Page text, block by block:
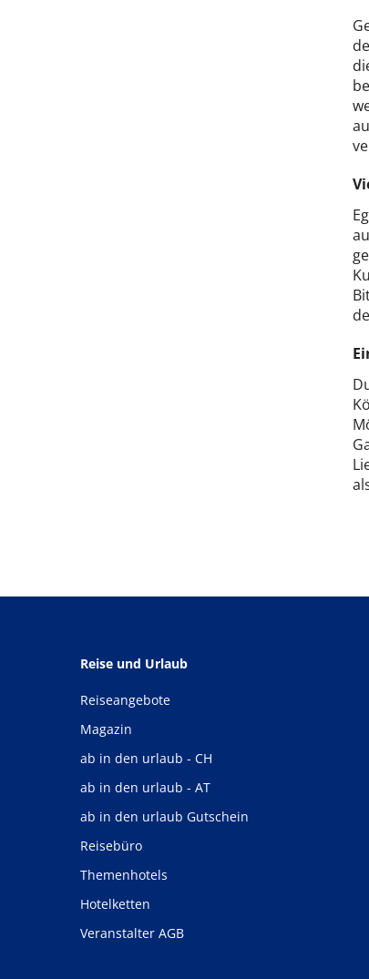
Reise und Urlaub
Reiseangebote
Magazin
ab in den urlaub - CH
ab in den urlaub - AT
ab in den urlaub Gutschein
Reisebüro
Themenhotels
Hotelketten
Veranstalter AGB